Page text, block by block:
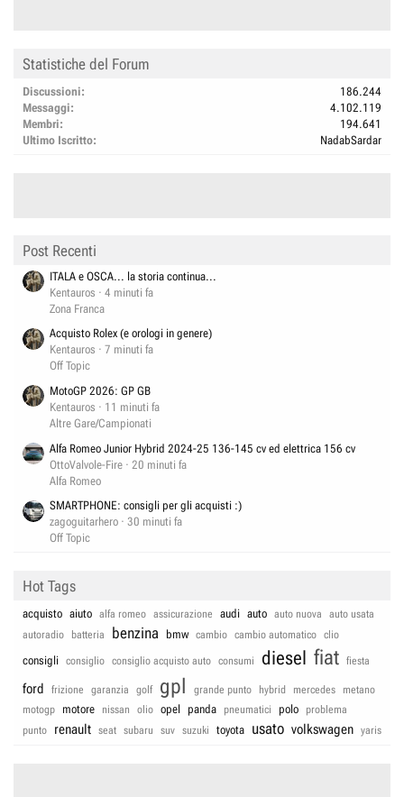
Statistiche del Forum
Discussioni
186.244
Messaggi
4.102.119
Membri
194.641
Ultimo Iscritto
NadabSardar
Post Recenti
ITALA e OSCA... la storia continua...
Kentauros
4 minuti fa
Zona Franca
Acquisto Rolex (e orologi in genere)
Kentauros
7 minuti fa
Off Topic
MotoGP 2026: GP GB
Kentauros
11 minuti fa
Altre Gare/Campionati
Alfa Romeo Junior Hybrid 2024-25 136-145 cv ed elettrica 156 cv
OttoValvole-Fire
20 minuti fa
Alfa Romeo
SMARTPHONE: consigli per gli acquisti :)
zagoguitarhero
30 minuti fa
Off Topic
Hot Tags
acquisto aiuto alfa romeo assicurazione audi auto auto nuova
auto usata
autoradio
batteria benzina bmw cambio cambio automatico clio
consigli consiglio consiglio acquisto auto consumi diesel fiat fiesta
ford frizione garanzia golf gpl grande punto hybrid mercedes
metano
motogp
motore nissan olio opel panda pneumatici polo
problema
punto
renault seat subaru suv suzuki toyota usato volkswagen yaris